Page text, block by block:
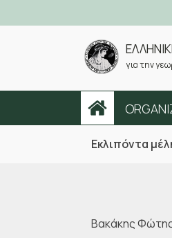
για την
Εκλιπόντα
Βακάκης